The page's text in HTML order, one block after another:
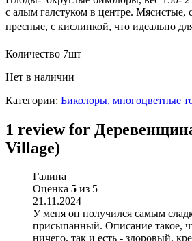
с алым галстуком в центре. Мясистые,
пресные, с кислинкой, что идеально
Количество 7шт
Нет в наличии
Категории: Биколоры, многоцветные
1 review for
Village)
Галина
Оценка 5 из 5
21.11.2024
У меня он получился самым
присыпанный. Описание такое,
ничего, так и есть - здоровый,